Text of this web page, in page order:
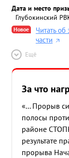
Дата и место
Глубокинский
Новое
Читать
части
Ещё
За что
«... Прорыв
полосы
районе
результате
прорыва